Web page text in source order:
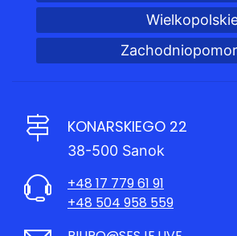
KONARSKIEGO 22
38-500 Sanok
+48 17 779 61 91
+48 504 958 559